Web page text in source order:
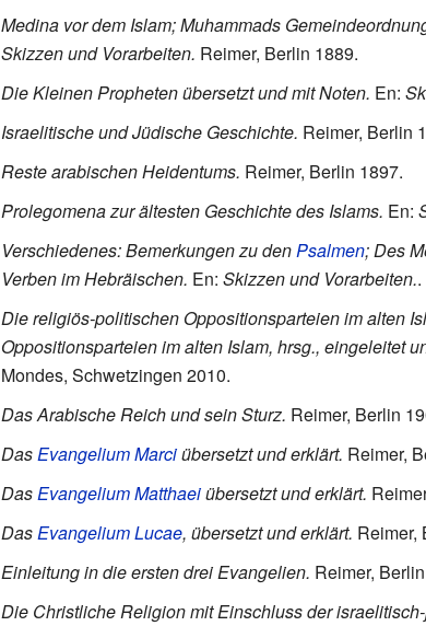
Medina vor dem Islam; Muhammads
Skizzen und Vorarbeiten. Reimer, Berlin 1889.
Die Kleinen Propheten übersetzt und mit Noten. En:
Israelitische und Jüdische Geschichte. Reimer, Berlin
Reste arabischen Heidentums. Reimer, Berlin 1897.
Prolegomena zur ältesten Geschichte des Islams. En:
Verschiedenes: Bemerkungen zu denPsalmen; Des
Verben im Hebräischen. En: Skizzen und Vorarbeiten.
Die religiös-politischen Oppositionsparteien im alten
Oppositionsparteien im alten Islam, hrsg., eingeleitet
Mondes, Schwetzingen 2010.
Das Arabische Reich und sein Sturz. Reimer, Berlin
DasEvangelium Marciübersetzt und erklärt. Reimer,
DasEvangelium Matthaeiübersetzt und erklärt.
DasEvangelium Lucae, übersetzt und erklärt. Reimer,
Einleitung in die ersten drei Evangelien. Reimer,
Die Christliche Religion mit Einschluss der